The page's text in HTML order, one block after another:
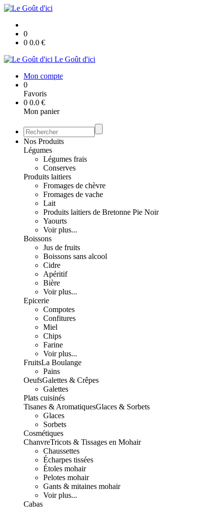
0
0 0.0 €
Le Goût d'ici
Mon compte
0
Favoris
0 0.0 €
Mon panier
Nos Produits
Légumes
Légumes frais
Conserves
Produits laitiers
Fromages de chèvre
Fromages de vache
Lait
Produits laitiers de Bretonne Pie Noir
Yaourts
Voir plus...
Boissons
Jus de fruits
Boissons sans alcool
Cidre
Apéritif
Bière
Voir plus...
Epicerie
Compotes
Confitures
Miel
Chips
Farine
Voir plus...
FruitsLa Boulange
Pains
OeufsGalettes & Crêpes
Galettes
Plats cuisinés
Tisanes & AromatiquesGlaces & Sorbets
Glaces
Sorbets
Cosmétiques
ChanvreTricots & Tissages en Mohair
Chaussettes
Écharpes tissées
Étoles mohair
Pelotes mohair
Gants & mitaines mohair
Voir plus...
Cabas